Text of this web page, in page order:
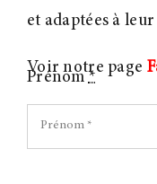
et adaptées à
Voir notre page
Prénom*